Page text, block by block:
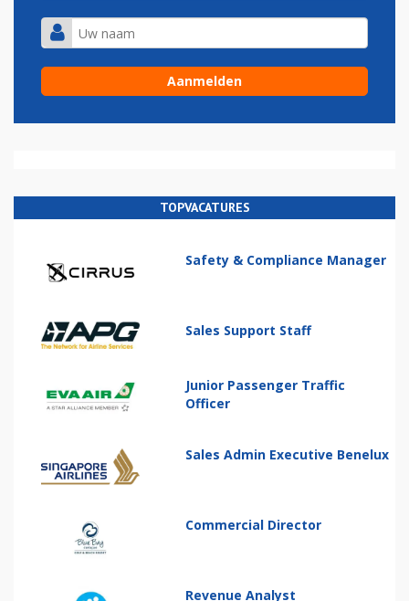
TOPVACATURES
Safety & Compliance Manager
Sales Support Staff
Junior Passenger Traffic
Officer
Sales Admin Executive Benelux
Commercial Director
Revenue Analyst